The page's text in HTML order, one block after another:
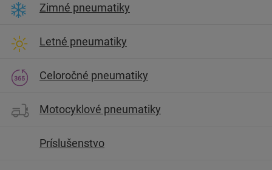
Zimné pneumatiky
Letné pneumatiky
Celoročné pneumatiky
Motocyklové pneumatiky
Príslušenstvo